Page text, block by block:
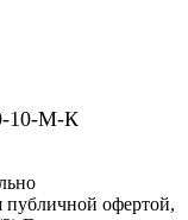
10-М-К
публичной офертой,